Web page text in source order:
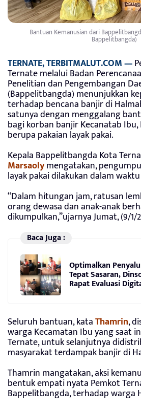
Bantuan Kemanusian dari
Bappelitbangda)
TERNATE, TERBITMALUT.COM —
Ternate melalui Badan
Penelitian dan Pengembangan
(Bappelitbangda) menunjukkan
terhadap bencana banjir di
satunya dengan menggalang
bagi korban banjir Kecanatab
berupa pakaian layak pakai.
Kepala Bappelitbangda Kota
Marsaolymengatakan,
layak pakai dilakukan dalam
“Dalam hitungan jam, ratusan
orang dewasa dan anak-anak
dikumpulkan,”ujarnya Jumat, (9/1/
Baca Juga :
Optimalkan
Tepat Sasaran,
Rapat Evaluasi
Seluruh bantuan, kataThamrin,
warga Kecamatan Ibu yang saat
Ternate, untuk selanjutnya
masyarakat terdampak banjir di
Thamrin mangatakan, aksi
bentuk empati nyata Pemkot
Bappelitbangda, terhadap warga